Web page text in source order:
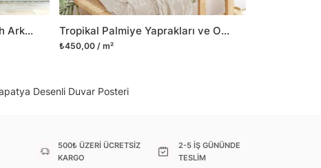
Büyük Mor Papatyalar Siyah Arka Planlı Duvar Kağıdı, Modern Görünümlü Çiçek Baskılı Duvar Posteri Tropikal Palmiye Yaprakları ve Orkideler Resimli Duvar Kağıdı, Dinlendirici Bir Oda için Duvar Posteri
₺450,00 / m²
da öncü rol üstleniyoruz.
sorununuz olursa bizimle iletişime
Desenli Duvar Posteri
500₺ ÜZERİ ÜCRETSİZ
KARGO
2-5 İŞ GÜNÜNDE
TESLİM